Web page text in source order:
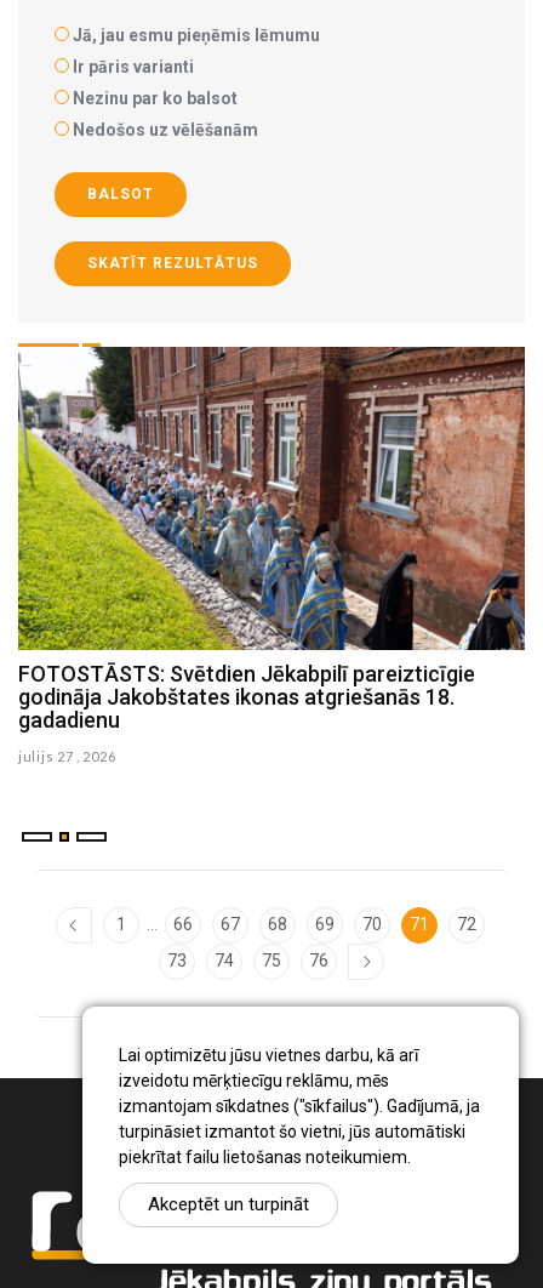
Lai optimizētu jūsu vietnes darbu, kā arī
izveidotu mērķtiecīgu reklāmu, mēs
izmantojam sīkdatnes ("sīkfailus"). Gadījumā, ja
turpināsiet izmantot šo vietni, jūs automātiski
piekrītat failu lietošanas noteikumiem.
Akceptēt un turpināt
Jā, jau esmu pieņēmis lēmumu
Ir pāris varianti
Nezinu par ko balsot
Nedošos uz vēlēšanām
BALSOT
SKATĪT REZULTĀTUS
FOTOSTĀSTS: Svētdien Jēkabpilī pareizticīgie
godināja Jakobštates ikonas atgriešanās 18.
gadadienu
julijs 27 , 2026
FOTOSTĀSTS: Zinātnes pikniks Strūves parkā
julijs 19 , 2026
1 66 67 68 69 70 71
72
73
74 75 76